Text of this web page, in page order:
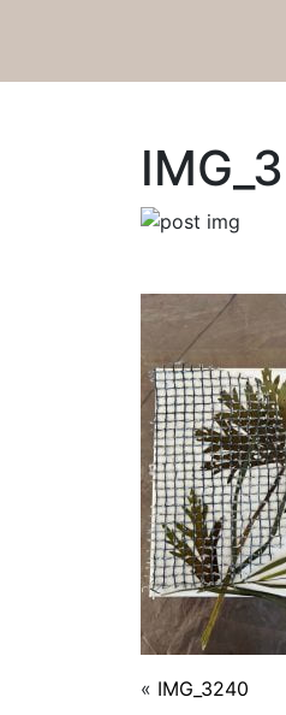
« IMG_3240